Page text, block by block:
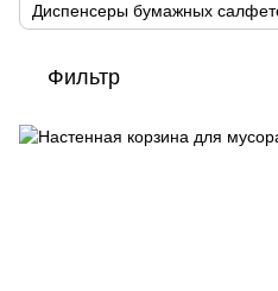
Диспенсеры бумажных
Фильтр